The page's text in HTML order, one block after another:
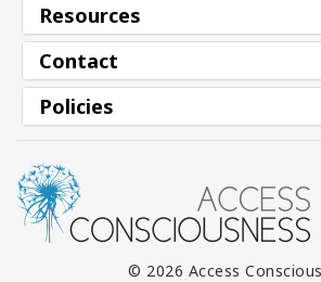
Resources
Contact
Policies
© 2026 Access